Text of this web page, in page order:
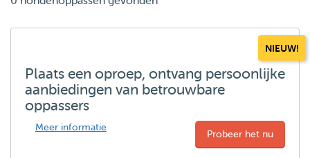
NIEUW!
Plaats een oproep, ontvang persoonlijke
aanbiedingen van betrouwbare
oppassers
Meer informatie
Probeer het nu